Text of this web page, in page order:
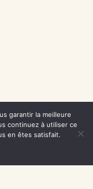
garantir la meilleure
continuez à utiliser ce
en êtes satisfait.